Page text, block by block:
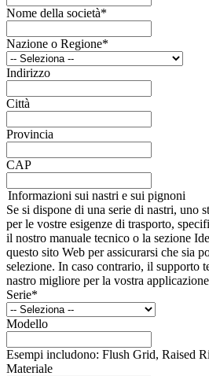
Nome della società*
Nazione o Regione*
Indirizzo
Città
Provincia
CAP
Informazioni sui nastri e sui pignoni
Se si dispone di una serie di nastri, uno
per le vostre esigenze di trasporto,
il nostro manuale tecnico o la sezione
questo sito Web per assicurarsi che sia
selezione. In caso contrario, il supporto
nastro migliore per la vostra
Serie*
Modello
Esempi includono: Flush Grid, Raised
Materiale